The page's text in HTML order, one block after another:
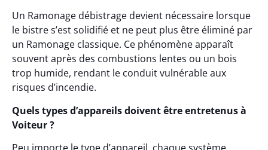
Un Ramonage débistrage devient nécessaire lorsque
le bistre s’est solidifié et ne peut plus être éliminé par
un Ramonage classique. Ce phénomène apparaît
souvent après des combustions lentes ou un bois
trop humide, rendant le conduit vulnérable aux
risques d’incendie.
Quels types d’appareils doivent être entretenus à
Voiteur ?